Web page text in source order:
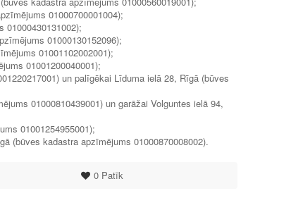
01000700001004);
01000130152096);
01001102002001);
01001200040001);
un palīgēkai Līduma ielā 28, Rīgā (būves
01000810439001) un garāžai Volguntes ielā 94,
01001254955001);
(būves kadastra apzīmējums 01000870008002).
0Patīk